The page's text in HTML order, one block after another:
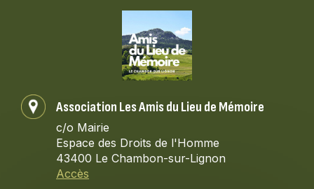
Association Les Amis du Lieu de Mémoire
c/o Mairie
Espace des Droits de l'Homme
43400 Le Chambon-sur-Lignon
Accès